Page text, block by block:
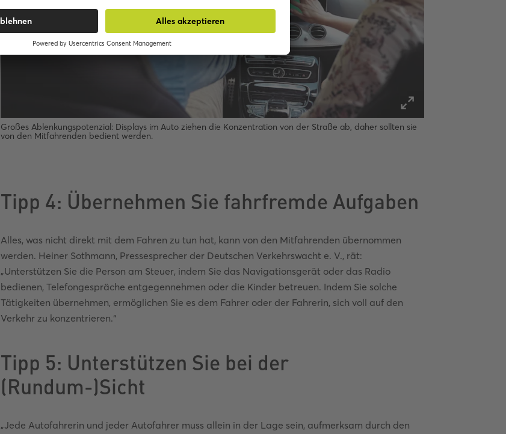
Großes Ablenkungspotenzial: Displays im Auto ziehen die Konzentration von der Straße ab, daher sollten sie
von den Mitfahrenden bedient werden.
Tipp 4: Übernehmen Sie fahrfremde Aufgaben
Alles, was nicht direkt mit dem Fahren zu tun hat, kann von den Mitfahrenden übernommen
werden. Heiner Sothmann, Pressesprecher der Deutschen Verkehrswacht e. V., rät:
„Unterstützen Sie die Person am Steuer, indem Sie das Navigationsgerät oder das Radio
bedienen, Telefongespräche entgegennehmen oder die Kinder betreuen. Indem Sie solche
Tätigkeiten übernehmen, ermöglichen Sie es dem Fahrer oder der Fahrerin, sich voll auf den
Verkehr zu konzentrieren.“
Tipp 5: Unterstützen Sie bei der
(Rundum-)Sicht
„Jede Autofahrerin und jeder Autofahrer muss allein in der Lage sein, aufmerksam durch den